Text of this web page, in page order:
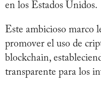
en los Estados Unidos.
Este ambicioso marco
promover el uso de
blockchain,
transparente para los